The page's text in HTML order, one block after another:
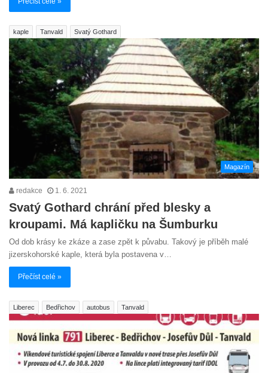
kaple Tanvald Svatý Gothard
Magazín
redakce 1. 6. 2021
Svatý Gothard chrání před blesky a
kroupami. Má kapličku na Šumburku
Od dob krásy ke zkáze a zase zpět k půvabu. Takový je příběh malé
jizerskohorské kaple, která byla postavena v…
Přečíst celé »
Liberec Bedřichov autobus Tanvald